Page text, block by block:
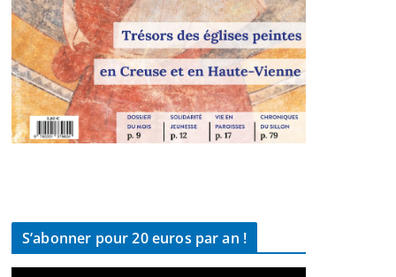
S’abonner pour 20 euros par an !